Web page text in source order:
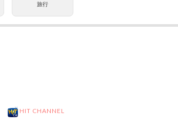
旅行
HIT CHANNEL